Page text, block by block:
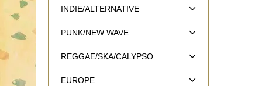
INDIE/ALTERNATIVE
PUNK/NEW WAVE
REGGAE/SKA/CALYPSO
EUROPE